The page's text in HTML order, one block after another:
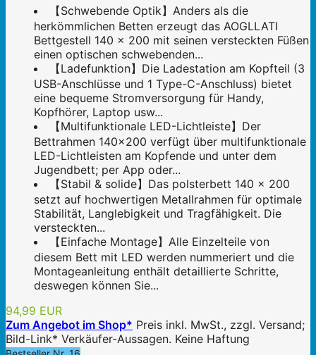
【Schwebende Optik】Anders als die
herkömmlichen Betten erzeugt das AOGLLATI
Bettgestell 140 x 200 mit seinen versteckten Füßen
einen optischen schwebenden...
【Ladefunktion】Die Ladestation am Kopfteil (3
USB-Anschlüsse und 1 Type-C-Anschluss) bietet
eine bequeme Stromversorgung für Handy,
Kopfhörer, Laptop usw...
【Multifunktionale LED-Lichtleiste】Der
Bettrahmen 140x200 verfügt über multifunktionale
LED-Lichtleisten am Kopfende und unter dem
Jugendbett; per App oder...
【Stabil & solide】Das polsterbett 140 x 200
setzt auf hochwertigen Metallrahmen für optimale
Stabilität, Langlebigkeit und Tragfähigkeit. Die
versteckten...
【Einfache Montage】Alle Einzelteile von
diesem Bett mit LED werden nummeriert und die
Montageanleitung enthält detaillierte Schritte,
deswegen können Sie...
94,99 EUR
Zum Angebot im Shop* Preis inkl. MwSt., zzgl. Versand;
Bild-Link* Verkäufer-Aussagen. Keine Haftung